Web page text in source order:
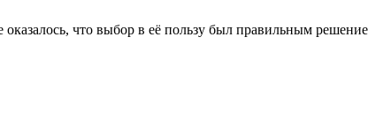
что выбор в её пользу был правильным